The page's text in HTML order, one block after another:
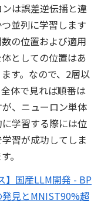
は誤差逆伝播と違
並列に学習します
の位置および適用
としての位置はあ
す。なので、2層以
体で見れば順番は
、ニューロン単体
学習する際には位
習が成功してしま
。
】国産LLM開発 - BP
見とMNIST90%超